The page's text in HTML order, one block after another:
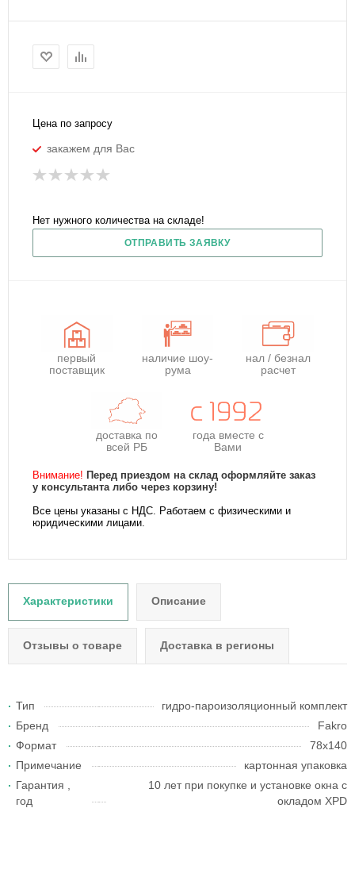
Цена по запросу
закажем для Вас
Нет нужного количества на складе!
ОТПРАВИТЬ ЗАЯВКУ
первый
поставщик
наличие шоу-
рума
нал / безнал
расчет
доставка по
всей РБ
года вместе с
Вами
Внимание! Перед приездом на склад оформляйте заказ
у консультанта либо через корзину!
Все цены указаны с НДС. Работаем с физическими и
юридическими лицами.
Характеристики Описание
Отзывы о товаре Доставка в регионы
Тип
гидро-пароизоляционный комплект
Бренд
Fakro
Формат
78х140
Примечание
картонная упаковка
Гарантия ,
год
10 лет при покупке и установке окна с
окладом XPD